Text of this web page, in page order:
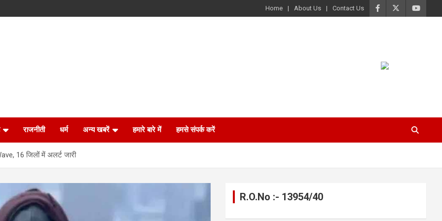
Home About Us Contact Us
राजनीती धर्म अन्य खबरें हमारे बारे में हमसे संपर्क करें
16 जिलों में अलर्ट जारी
R.O.No :- 13954/40